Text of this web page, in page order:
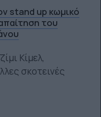
stand up κωμικό
του
Κίμελ,
σκοτεινές